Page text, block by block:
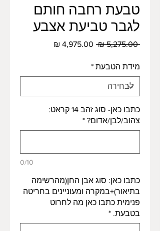
טבעת רחבה חותם
לגבר טביעת אצבע
‏5,275.00 ‏₪
מחיר
מידת הטבעת *
כתבו כאן- סוג זהב 14 קראט:
צהוב/לבן/אדום? *
0/10
כתבו כאן: סוג אבן החן(מהרשימה
בתיאור)+במקרה ומעוניינים בחריטה
פנימית כתבו כאן מה לחרוט
בטבעת. *